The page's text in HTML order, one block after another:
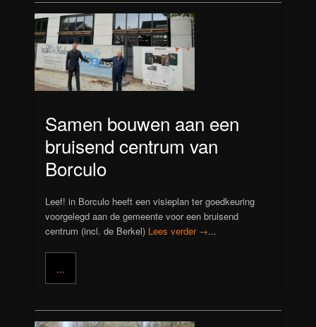
Samen bouwen aan een
bruisend centrum van
Borculo
Leef! in Borculo heeft een visieplan ter goedkeuring
voorgelegd aan de gemeente voor een bruisend
centrum (incl. de Berkel) Lees verder →...
...